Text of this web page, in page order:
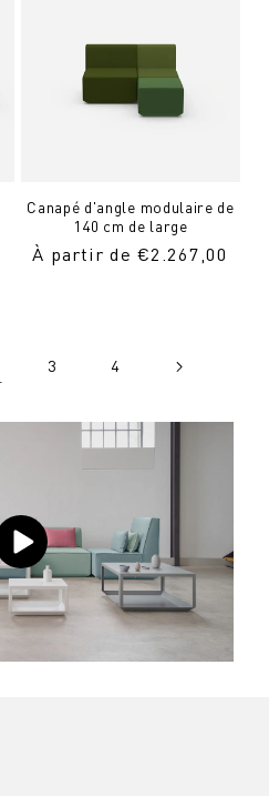
Canapé d'angle modulaire de
140 cm de large
Prix
À partir de €2.267,00
3 4